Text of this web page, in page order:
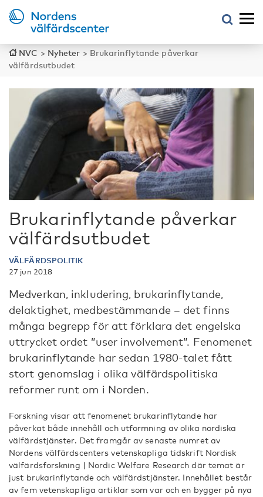
NVC > Nyheter > Brukarinflytande påverkar
välfärdsutbudet
Brukarinflytande påverkar
välfärdsutbudet
VÄLFÄRDSPOLITIK
27 jun 2018
Medverkan, inkludering, brukarinflytande,
delaktighet, medbestämmande – det finns
många begrepp för att förklara det engelska
uttrycket ordet ”user involvement”. Fenomenet
brukarinflytande har sedan 1980-talet fått
stort genomslag i olika välfärdspolitiska
reformer runt om i Norden.
Forskning visar att fenomenet brukarinflytande har
påverkat både innehåll och utformning av olika nordiska
välfärdstjänster. Det framgår av senaste numret av
Nordens välfärdscenters vetenskapliga tidskrift Nordisk
välfärdsforskning | Nordic Welfare Research där temat är
just brukarinflytande och välfärdstjänster. Innehållet består
av fem vetenskapliga artiklar som var och en bygger på nya